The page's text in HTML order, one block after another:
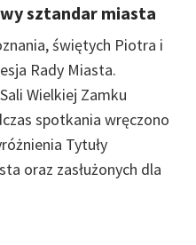
sztandar miasta
świętych Piotra i
Rady Miasta.
Wielkiej Zamku
spotkania wręczono
Tytuły
oraz zasłużonych dla